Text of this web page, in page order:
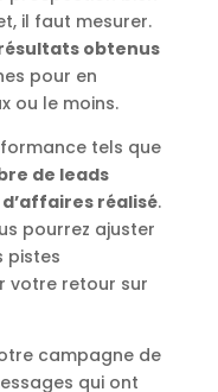
il faut mesurer.
obtenus
pour en
ou le moins.
tels que
de leads
réalisé.
pourrez ajuster
pistes
votre retour sur
campagne de
qui ont